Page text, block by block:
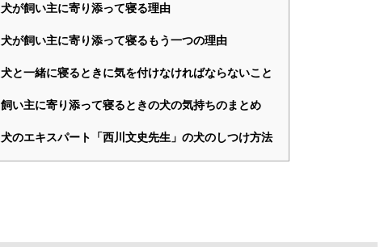
犬が飼い主に寄り添って寝る理由
犬が飼い主に寄り添って寝るもう一つの理由
犬と一緒に寝るときに気を付けなければならないこと
飼い主に寄り添って寝るときの犬の気持ちのまとめ
犬のエキスパート「西川文史先生」の犬のしつけ方法